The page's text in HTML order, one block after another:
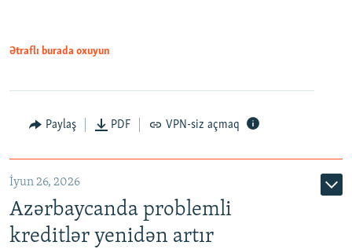
Auto 240p 360p 480p
720p 1080p
Ətraflı burada oxuyun
Paylaş PDF VPN-siz açmaq
İyun 26, 2026
Azərbaycanda problemli
kreditlər yenidən artır